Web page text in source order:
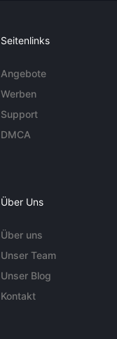
Seitenlinks
Angebote
Werben
Support
DMCA
Über Uns
Über uns
Unser Team
Unser Blog
Kontakt